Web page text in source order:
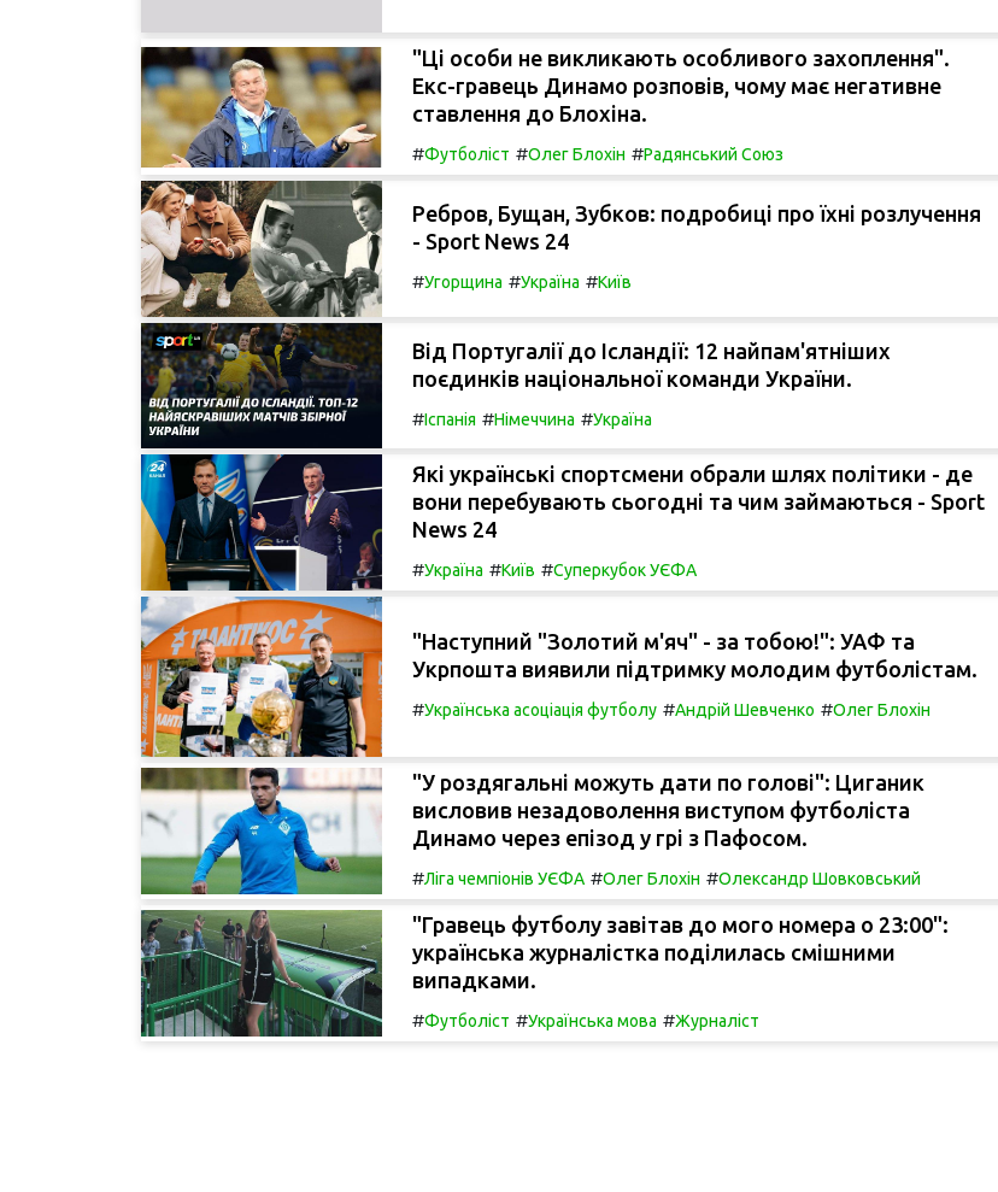
"Ці особи не викликають особливого захоплення".
Екс-гравець Динамо розповів, чому має негативне
ставлення до Блохіна.
#Футболіст #Олег Блохін #Радянський Союз
Ребров, Бущан, Зубков: подробиці про їхні розлучення
- Sport News 24
#Угорщина #Україна #Київ
Від Португалії до Ісландії: 12 найпам'ятніших
поєдинків національної команди України.
#Іспанія #Німеччина #Україна
Які українські спортсмени обрали шлях політики - де
вони перебувають сьогодні та чим займаються - Sport
News 24
#Україна #Київ #Суперкубок УЄФА
"Наступний "Золотий м'яч" - за тобою!": УАФ та
Укрпошта виявили підтримку молодим футболістам.
#Українська асоціація футболу #Андрій Шевченко #Олег Блохін
"У роздягальні можуть дати по голові": Циганик
висловив незадоволення виступом футболіста
Динамо через епізод у грі з Пафосом.
#Ліга чемпіонів УЄФА #Олег Блохін #Олександр Шовковський
"Гравець футболу завітав до мого номера о 23:00":
українська журналістка поділилась смішними
випадками.
#Футболіст #Українська мова #Журналіст